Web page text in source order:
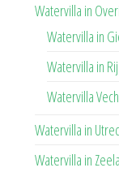
Watervilla in
Watervilla in
Watervilla in
Watervilla
Watervilla in
Watervilla in